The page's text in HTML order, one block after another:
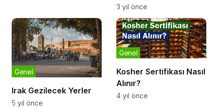
3 yıl önce
Irak Gezilecek Yerler
Genel
5 yıl önce
Kosher Sertifikası Nasıl
Alınır?
Genel
4 yıl önce